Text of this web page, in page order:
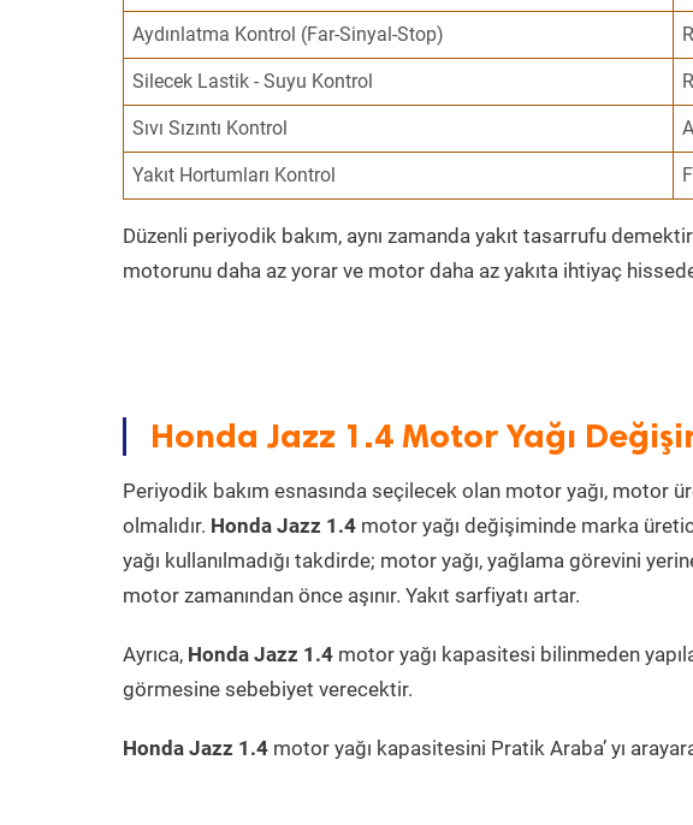
Aydınlatma Kontrol (Far-Sinyal-Stop)
Silecek Lastik - Suyu Kontrol
Sıvı Sızıntı Kontrol
Yakıt Hortumları Kontrol
Düzenli periyodik bakım, aynı zamanda yakıt tasarrufu
motorunu daha az yorar ve motor daha az yakıta ihtiyaç
Honda Jazz 1.4 Motor Yağı
Periyodik bakım esnasında seçilecek olan motor yağı, motor
olmalıdır. Honda Jazz 1.4 motor yağı değişiminde marka
yağı kullanılmadığı takdirde; motor yağı, yağlama görevini
motor zamanından önce aşınır. Yakıt sarfiyatı artar.
Ayrıca, Honda Jazz 1.4 motor yağı kapasitesi bilinmeden
görmesine sebebiyet verecektir.
Honda Jazz 1.4 motor yağı kapasitesini Pratik Araba’ yı